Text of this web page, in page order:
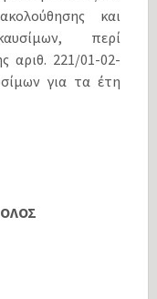
και
περί
αριθ. 221/01-02-
για τα έτη